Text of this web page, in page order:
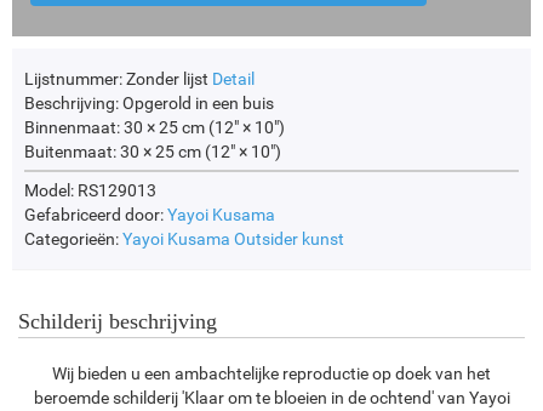
Lijstnummer:Zonder lijst Detail
Beschrijving:Opgerold in een buis
Binnenmaat:30 × 25 cm (12" × 10")
Buitenmaat:30 × 25 cm (12" × 10")
Model: RS129013
Gefabriceerd door:Yayoi Kusama
Categorieën:Yayoi Kusama Outsider kunst
Schilderij beschrijving
Wij bieden u een ambachtelijke reproductie op doek van het
beroemde schilderij 'Klaar om te bloeien in de ochtend' van Yayoi